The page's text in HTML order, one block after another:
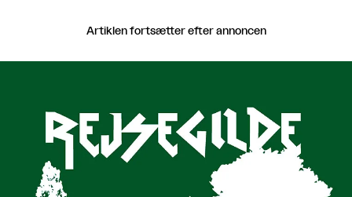
Artiklen fortsætter efter annoncen